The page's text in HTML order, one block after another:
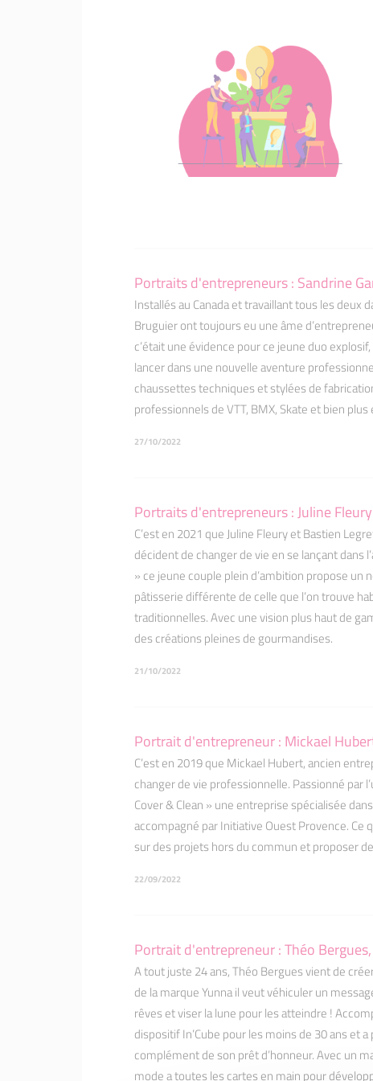
Portraits d'entrepreneurs : Sandrine
Installés au Canada et travaillant tous les deux
Bruguier ont toujours eu une âme
c’était une évidence pour ce jeune duo
lancer dans une nouvelle aventure
chaussettes techniques et stylées de
professionnels de VTT, BMX, Skate et bien plus
27/10/2022
Portraits d'entrepreneurs : Juline
C’est en 2021 que Juline Fleury et Bastien
décident de changer de vie en se lançant dans
» ce jeune couple plein d’ambition propose un
pâtisserie différente de celle que l’on trouve
traditionnelles. Avec une vision plus haut de
des créations pleines de gourmandises.
21/10/2022
Portrait d'entrepreneur : Mickael
C’est en 2019 que Mickael Hubert, ancien
changer de vie professionnelle. Passionné par
Cover & Clean » une entreprise spécialisée
accompagné par Initiative Ouest Provence. Ce
sur des projets hors du commun et proposer
22/09/2022
Portrait d'entrepreneur : Théo
A tout juste 24 ans, Théo Bergues vient de
de la marque Yunna il veut véhiculer un
rêves et viser la lune pour les atteindre !
dispositif In’Cube pour les moins de 30 ans et
complément de son prêt d’honneur. Avec un
mode a toutes les cartes en main pour